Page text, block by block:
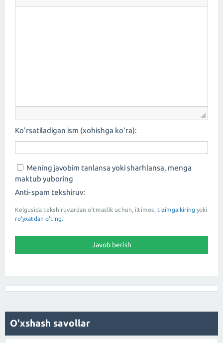
Ko'rsatiladigan ism (xohishga ko'ra):
Mening javobim tanlansa yoki sharhlansa, menga
maktub yuboring
Anti-spam tekshiruv:
Kelgusida tekshiruvlardan o'tmaslik uchun, iltimos, tizimga kiring yoki
ro'yxatdan o'ting.
O'xshash savollar